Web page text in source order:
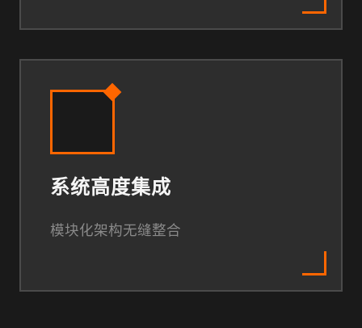
系统高度集成
模块化架构无缝整合